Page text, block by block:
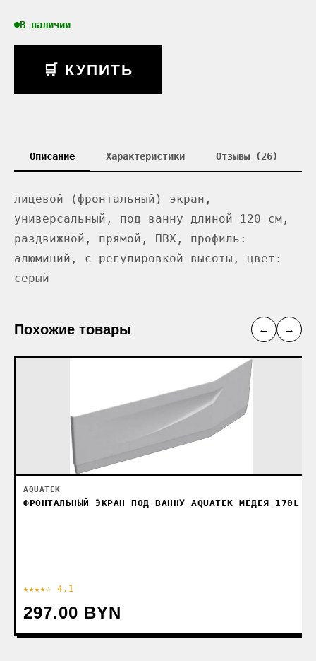
В наличии
🛒 КУПИТЬ
Описание Характеристики Отзывы (26)
лицевой (фронтальный) экран,
универсальный, под ванну длиной 120 см,
раздвижной, прямой, ПВХ, профиль:
алюминий, с регулировкой высоты, цвет:
серый
Похожие товары ← →
AQUATEK
ФРОНТАЛЬНЫЙ ЭКРАН ПОД ВАННУ AQUATEK МЕДЕЯ 170L
★★★★☆ 4.1
297.00 BYN